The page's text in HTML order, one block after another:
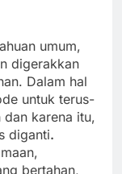
umum,
digerakkan
Dalam hal
untuk terus-
dan karena itu,
diganti.
bertahan,